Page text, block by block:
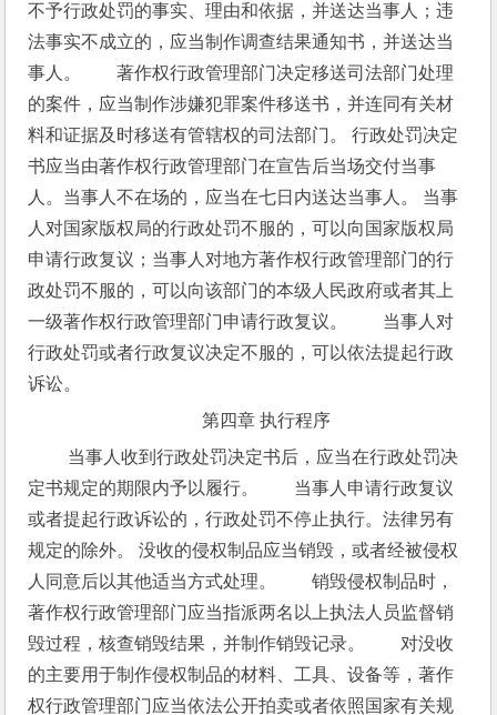
不予行政处罚的事实、理由和依据，并送达当事人；违
法事实不成立的，应当制作调查结果通知书，并送达当
事人。　　著作权行政管理部门决定移送司法部门处理
的案件，应当制作涉嫌犯罪案件移送书，并连同有关材
料和证据及时移送有管辖权的司法部门。 行政处罚决定
书应当由著作权行政管理部门在宣告后当场交付当事
人。当事人不在场的，应当在七日内送达当事人。 当事
人对国家版权局的行政处罚不服的，可以向国家版权局
申请行政复议；当事人对地方著作权行政管理部门的行
政处罚不服的，可以向该部门的本级人民政府或者其上
一级著作权行政管理部门申请行政复议。　　当事人对
行政处罚或者行政复议决定不服的，可以依法提起行政
诉讼。
第四章 执行程序
定书规定的期限内予以履行。　　当事人申请行政复议
或者提起行政诉讼的，行政处罚不停止执行。法律另有
规定的除外。 没收的侵权制品应当销毁，或者经被侵权
人同意后以其他适当方式处理。　　销毁侵权制品时，
著作权行政管理部门应当指派两名以上执法人员监督销
毁过程，核查销毁结果，并制作销毁记录。　　对没收
的主要用于制作侵权制品的材料、工具、设备等，著作
权行政管理部门应当依法公开拍卖或者依照国家有关规